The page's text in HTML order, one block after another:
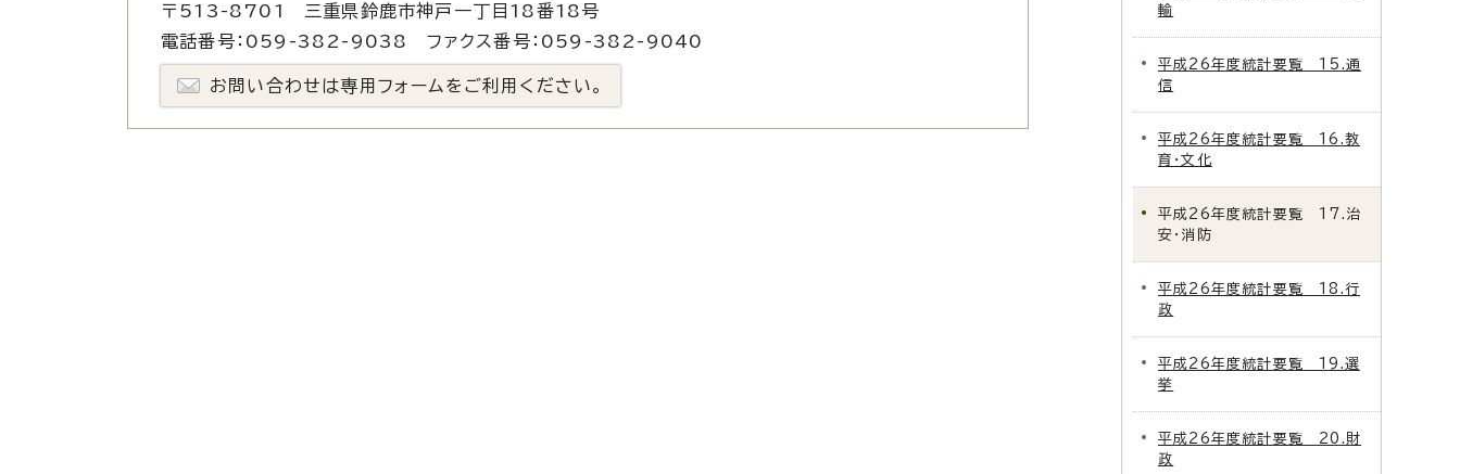
〒513-8701 三重県鈴鹿市神戸一丁目18番18号
電話番号：059-382-9038 ファクス番号：059-382-9040
お問い合わせは専用フォームをご利用ください。
輸
平成26年度統計要覧 15.通
信
平成26年度統計要覧 16.教
育・文化
平成26年度統計要覧 17.治
安・消防
平成26年度統計要覧 18.行
政
平成26年度統計要覧 19.選
挙
平成26年度統計要覧 20.財
政